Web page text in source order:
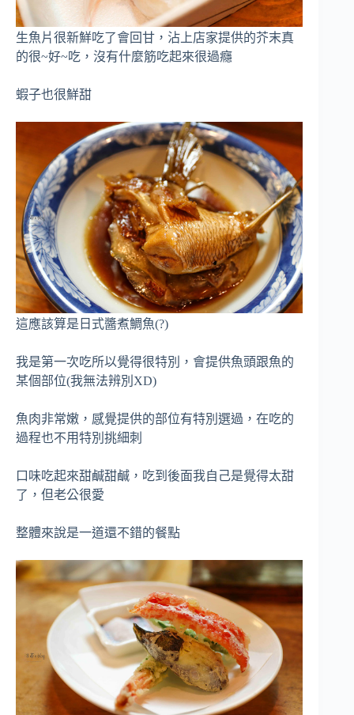
生魚片很新鮮吃了會回甘，沾上店家提供的芥末真
的很~好~吃，沒有什麼筋吃起來很過癮
蝦子也很鮮甜
這應該算是日式醬煮鯛魚(?)
我是第一次吃所以覺得很特別，會提供魚頭跟魚的
某個部位(我無法辨別XD)
魚肉非常嫩，感覺提供的部位有特別選過，在吃的
過程也不用特別挑細刺
口味吃起來甜鹹甜鹹，吃到後面我自己是覺得太甜
了，但老公很愛
整體來說是一道還不錯的餐點